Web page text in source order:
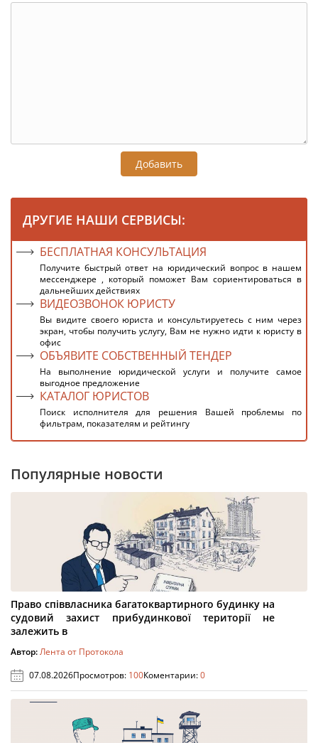
Добавить
ДРУГИЕ НАШИ СЕРВИСЫ:
БЕСПЛАТНАЯ КОНСУЛЬТАЦИЯ
Получите быстрый ответ на юридический вопрос в нашем
мессенджере , который поможет Вам сориентироваться в
дальнейших действиях
ВИДЕОЗВОНОК ЮРИСТУ
Вы видите своего юриста и консультируетесь с ним через
экран, чтобы получить услугу, Вам не нужно идти к юристу в
офис
ОБЪЯВИТЕ СОБСТВЕННЫЙ ТЕНДЕР
На выполнение юридической услуги и получите самое
выгодное предложение
КАТАЛОГ ЮРИСТОВ
Поиск исполнителя для решения Вашей проблемы по
фильтрам, показателям и рейтингу
Популярные новости
Право співвласника багатоквартирного будинку на
судовий захист прибудинкової території не
залежить в
Автор:Лента от Протокола
07.08.2026Просмотров: 100Коментарии:0